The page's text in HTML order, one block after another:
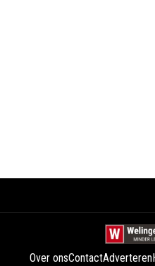
Over onsContactAdverteren